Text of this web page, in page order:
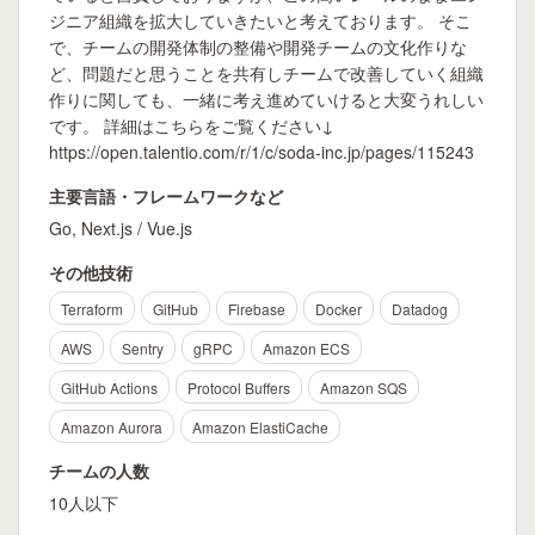
ジニア組織を拡大していきたいと考えております。 そこ
で、チームの開発体制の整備や開発チームの文化作りな
ど、問題だと思うことを共有しチームで改善していく組織
作りに関しても、一緒に考え進めていけると大変うれしい
です。 詳細はこちらをご覧ください↓
https://open.talentio.com/r/1/c/soda-inc.jp/pages/115243
主要言語・フレームワークなど
Go, Next.js / Vue.js
その他技術
Terraform GitHub Firebase Docker
Datadog
AWS
Sentry gRPC
Amazon ECS
GitHub Actions
Protocol Buffers
Amazon SQS
Amazon Aurora
Amazon ElastiCache
チームの人数
10人以下